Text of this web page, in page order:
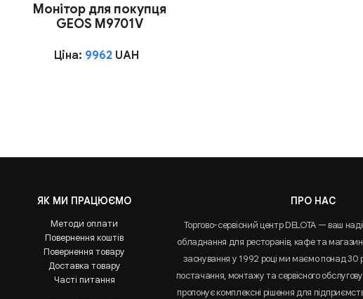
Монітор для покупця
GEOS M9701V
Ціна: 9962 UAH
ЯК МИ ПРАЦЮЄМО
Методи оплати
Повернення коштів
Повернення товару
Доставка товару
Часті питання
ПРО НАС
Торгово-сервісний центр DELOTA — ваш
обладнання для ресторанів, кафе та
заснування у 1992 році ми маємо понад 30
постачання, монтажу та сервісного
пропонує комплексні рішення для